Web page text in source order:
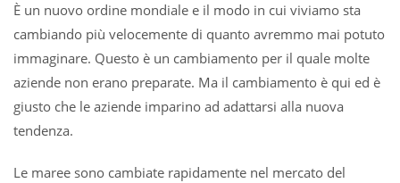
È un nuovo ordine mondiale e il modo in cui viviamo sta
cambiando più velocemente di quanto avremmo mai potuto
immaginare. Questo è un cambiamento per il quale molte
aziende non erano preparate. Ma il cambiamento è qui ed è
giusto che le aziende imparino ad adattarsi alla nuova
tendenza.
Le maree sono cambiate rapidamente nel mercato del